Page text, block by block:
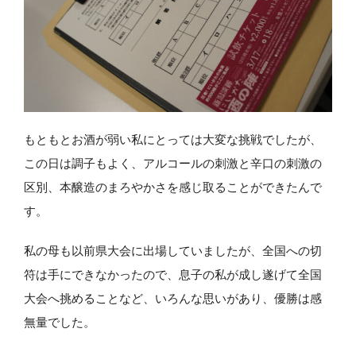
もともとお酒が弱い私にとっては大変な挑戦でしたが、
この日は調子もよく、アルコールの刺激と辛口の刺激の
区別、本醸造のまろやかさを感じ取ることができたんで
す。
私の母も以前県大会に出場していましたが、全国への切
符は手にできなかったので、息子の私が成し遂げて全国
大会へ挑めることなど、いろんな思いがあり、優勝は感
無量でした。